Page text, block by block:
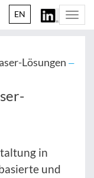
EN
Lösungen —
in
und